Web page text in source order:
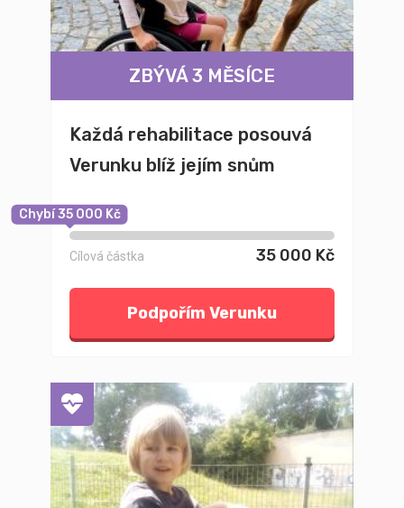
ZBÝVÁ 3 MĚSÍCE
Každá rehabilitace posouvá
Verunku blíž jejím snům
Chybí 35 000 Kč
Cílová částka 35 000 Kč
Podpořím Verunku